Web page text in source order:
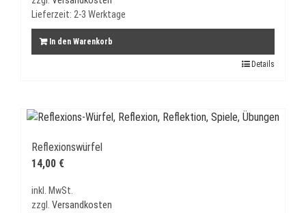
Lieferzeit: 2-3 Werktage
In den Warenkorb
Details
Reflexionswürfel
14,00 €
inkl. MwSt.
zzgl. Versandkosten